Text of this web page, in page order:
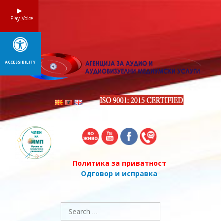
Политика за приватност
Одговор и исправка
Search
for:
Play_Voice
ACCESSIBILITY